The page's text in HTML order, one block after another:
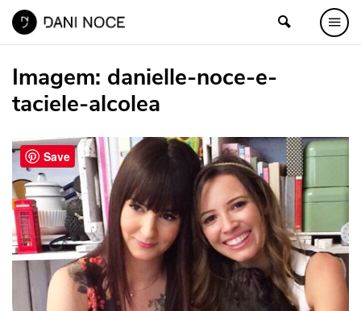
Imagem: danielle-noce-e-
taciele-alcolea
Save